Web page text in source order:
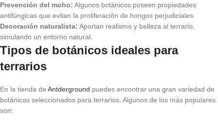
Prevención del moho: Algunos botánicos poseen propiedades
antifúngicas que evitan la proliferación de hongos perjudiciales.
Decoración naturalista: Aportan realismo y belleza al terrario,
simulando un entorno natural.
Tipos de botánicos ideales para
terrarios
En la tienda de Antderground puedes encontrar una gran variedad de
botánicos seleccionados para terrarios. Algunos de los más populares
son: